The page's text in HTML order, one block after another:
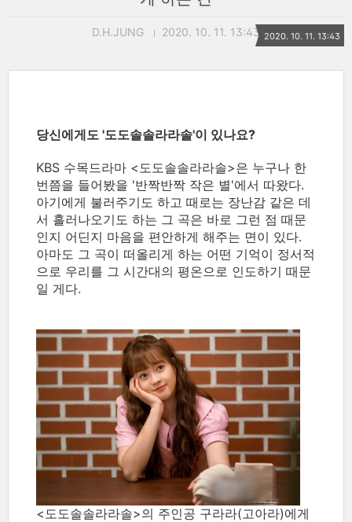
D.H.JUNG 2020. 10. 11. 13:43 2020. 10. 11. 13:43
당신에게도 '도도솔솔라라솔'이 있나요?
KBS 수목드라마 <도도솔솔라라솔>은 누구나 한
번쯤을 들어봤을 '반짝반짝 작은 별'에서 따왔다.
아기에게 불러주기도 하고 때로는 장난감 같은 데
서 흘러나오기도 하는 그 곡은 바로 그런 점 때문
인지 어딘지 마음을 편안하게 해주는 면이 있다.
아마도 그 곡이 떠올리게 하는 어떤 기억이 정서적
으로 우리를 그 시간대의 평온으로 인도하기 때문
일 게다.
<도도솔솔라라솔>의 주인공 구라라(고아라)에게